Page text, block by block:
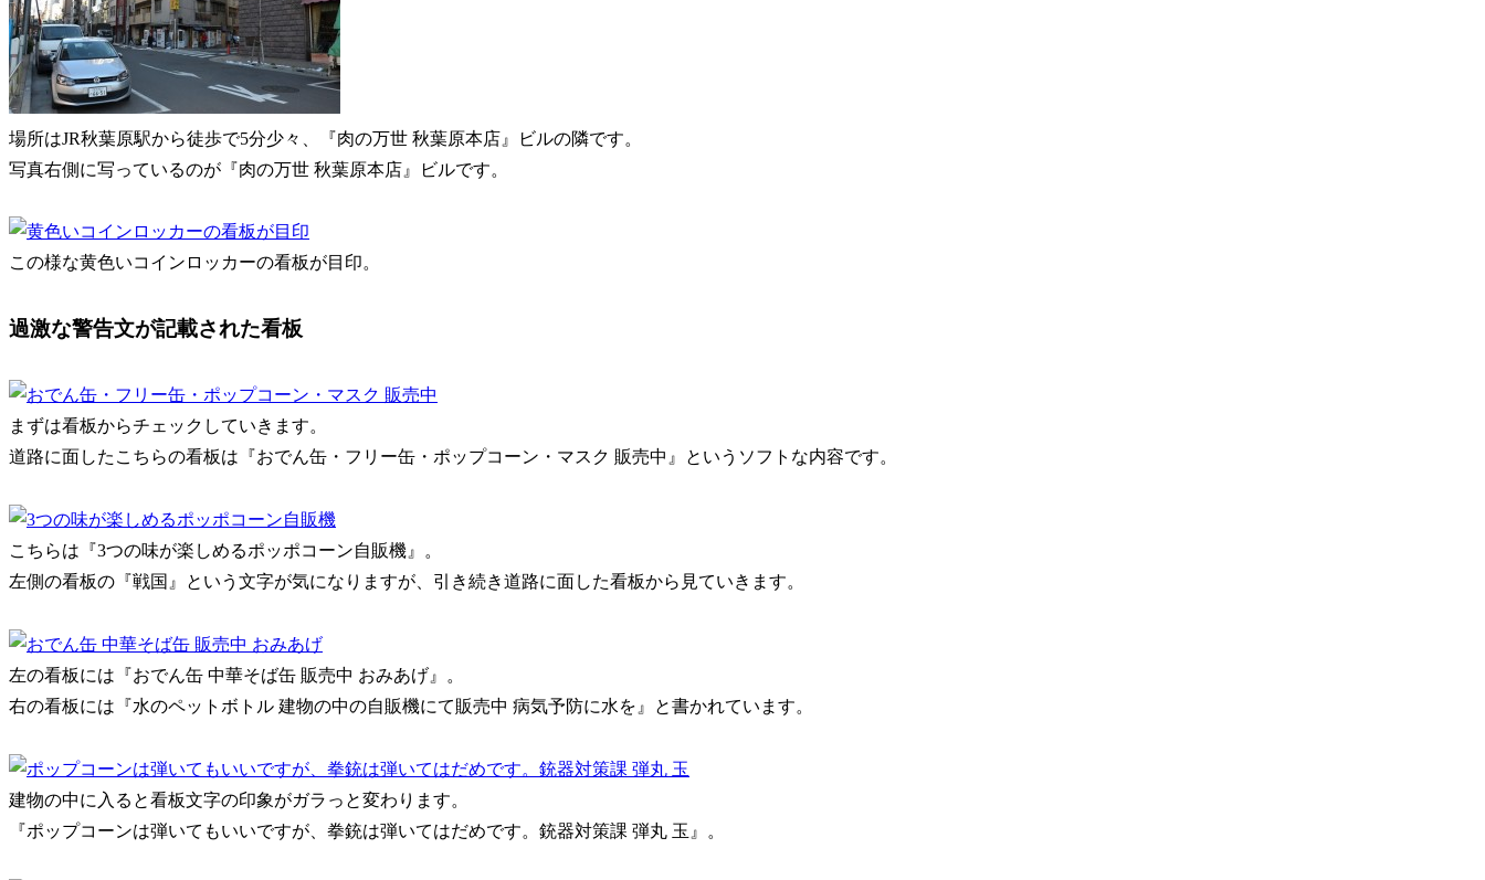
場所はJR秋葉原駅から徒歩で5分少々、『肉の万世 秋葉原本店』ビルの隣です。
写真右側に写っているのが『肉の万世 秋葉原本店』ビルです。
この様な黄色いコインロッカーの看板が目印。
過激な警告文が記載された看板
まずは看板からチェックしていきます。
道路に面したこちらの看板は『おでん缶・フリー缶・ポップコーン・マスク 販売中』というソフトな内容です。
こちらは『3つの味が楽しめるポッポコーン自販機』。
左側の看板の『戦国』という文字が気になりますが、引き続き道路に面した看板から見ていきます。
左の看板には『おでん缶 中華そば缶 販売中 おみあげ』。
右の看板には『水のペットボトル 建物の中の自販機にて販売中 病気予防に水を』と書かれています。
建物の中に入ると看板文字の印象がガラっと変わります。
『ポップコーンは弾いてもいいですが、拳銃は弾いてはだめです。銃器対策課 弾丸 玉』。